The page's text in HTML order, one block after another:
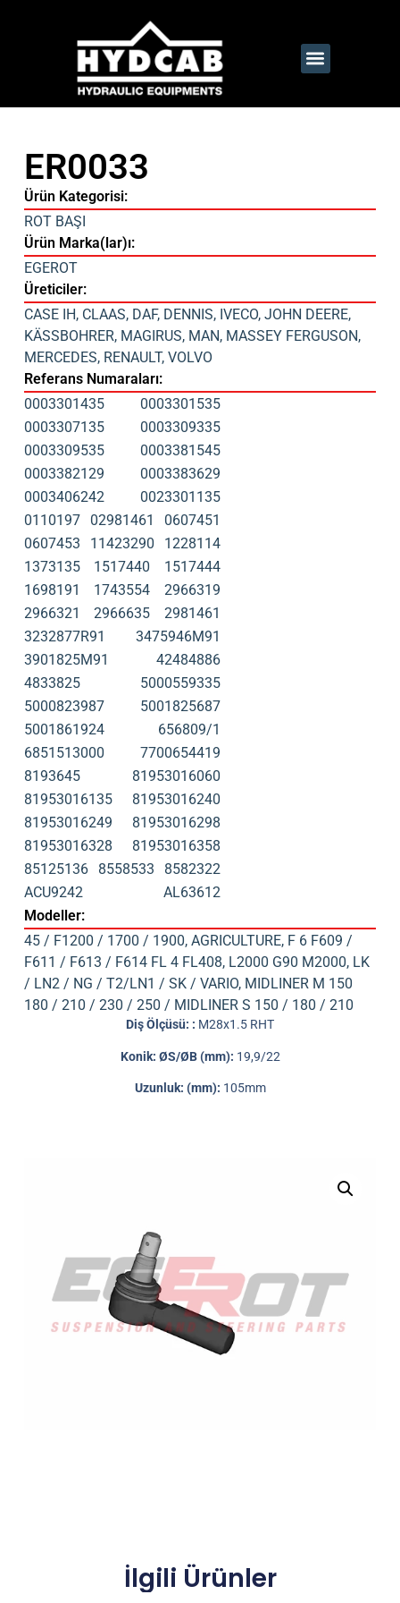
ER0033
Ürün Kategorisi:
ROT BAŞI
Ürün Marka(lar)ı:
EGEROT
Üreticiler:
CASE IH, CLAAS, DAF, DENNIS, IVECO, JOHN DEERE,
KÄSSBOHRER, MAGIRUS, MAN, MASSEY FERGUSON,
MERCEDES, RENAULT, VOLVO
Referans Numaraları:
0003301435
0003301535
0003307135
0003309335
0003309535
0003381545
0003382129
0003383629
0003406242
0023301135
0110197
02981461
0607451
0607453
11423290
1228114
1373135
1517440
1517444
1698191
1743554
2966319
2966321
2966635
2981461
3232877R91
3475946M91
3901825M91
42484886
4833825
5000559335
5000823987
5001825687
5001861924
656809/1
6851513000
7700654419
8193645
81953016060
81953016135
81953016240
81953016249
81953016298
81953016328
81953016358
85125136
8558533
8582322
ACU9242
AL63612
Modeller:
45 / F1200 / 1700 / 1900, AGRICULTURE, F 6 F609 /
F611 / F613 / F614 FL 4 FL408, L2000 G90 M2000, LK
/ LN2 / NG / T2/LN1 / SK / VARIO, MIDLINER M 150
180 / 210 / 230 / 250 / MIDLINER S 150 / 180 / 210
Diş Ölçüsü: : M28x1.5 RHT
Konik: ØS/ØB (mm): 19,9/22
Uzunluk: (mm): 105mm
İlgili Ürünler